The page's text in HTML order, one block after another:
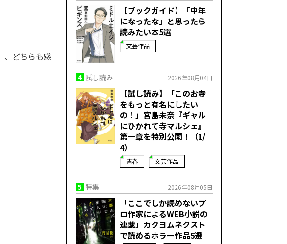
、どちらも感
【ブックガイド】「中年
になったな」と思ったら
読みたい本5選
文芸作品
4 試し読み 2026年08月04日
【試し読み】「このお寺
をもっと有名にしたい
の！」宮島未奈『ギャル
にひかれて寺マルシェ』
第一章を特別公開！（1/
4）
青春 文芸作品
5 特集 2026年08月05日
「ここでしか読めないプ
ロ作家によるWEB小説の
連載」――カクヨムネクスト
で読めるホラー作品5選